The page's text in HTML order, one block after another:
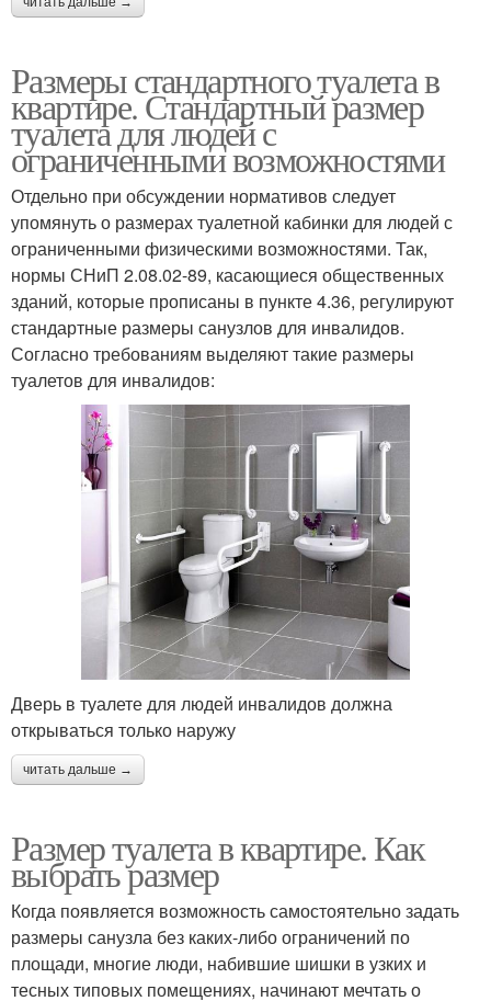
Размеры стандартного туалета в
квартире. Стандартный размер
туалета для людей с
ограниченными возможностями
Отдельно при обсуждении нормативов следует
упомянуть о размерах туалетной кабинки для людей с
ограниченными физическими возможностями. Так,
нормы СНиП 2.08.02-89, касающиеся общественных
зданий, которые прописаны в пункте 4.36, регулируют
стандартные размеры санузлов для инвалидов.
Согласно требованиям выделяют такие размеры
туалетов для инвалидов:
Дверь в туалете для людей инвалидов должна
открываться только наружу
читать дальше →
Размер туалета в квартире. Как
выбрать размер
Когда появляется возможность самостоятельно задать
размеры санузла без каких-либо ограничений по
площади, многие люди, набившие шишки в узких и
тесных типовых помещениях, начинают мечтать о